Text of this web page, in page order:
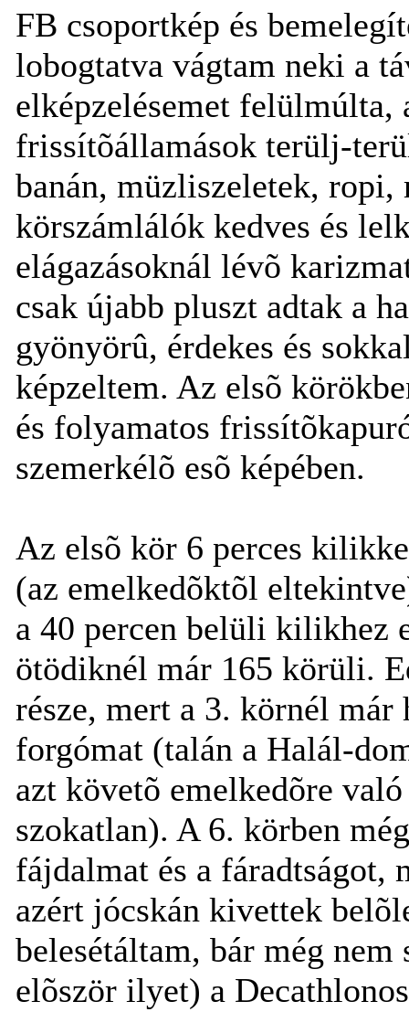
FB csoportkép és
lobogtatva vágtam neki a
elképzelésemet felülmúlta,
frissítõállamások terülj-
banán, müzliszeletek,
körszámlálók kedves és
elágazásoknál lévõ
csak újabb pluszt adtak a
gyönyörû, érdekes és
képzeltem. Az elsõ
és folyamatos
szemerkélõ esõ képében.
Az elsõ kör 6 perces
(az emelkedõktõl
a 40 percen belüli kilikhez
ötödiknél már 165 körüli.
része, mert a 3. körnél
forgómat (talán a Halál-
azt követõ emelkedõre
szokatlan). A 6. körben
fájdalmat és a fáradtságot,
azért jócskán kivettek
belesétáltam, bár még
elõször ilyet) a